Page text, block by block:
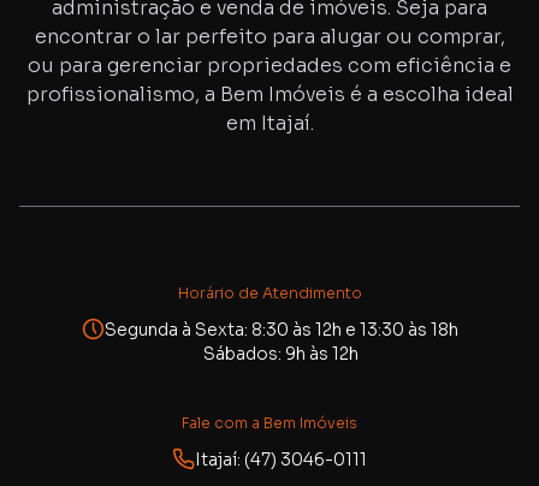
administração e venda de imóveis. Seja para
encontrar o lar perfeito para alugar ou comprar,
ou para gerenciar propriedades com eficiência e
profissionalismo, a Bem Imóveis é a escolha ideal
em Itajaí.
Horário de Atendimento
Segunda à Sexta: 8:30 às 12h e 13:30 às 18h
Sábados: 9h às 12h
Fale com a Bem Imóveis
Itajaí: (47) 3046-0111